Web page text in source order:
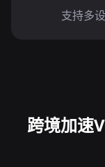
支持多
跨境加速